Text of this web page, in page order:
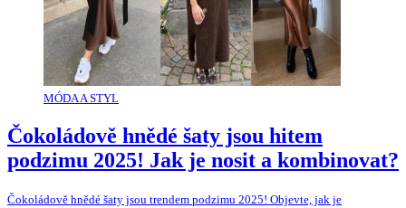
MÓDA A STYL
Čokoládově hnědé šaty jsou hitem
podzimu 2025! Jak je nosit a kombinovat?
Čokoládově hnědé šaty jsou trendem podzimu 2025! Objevte, jak je